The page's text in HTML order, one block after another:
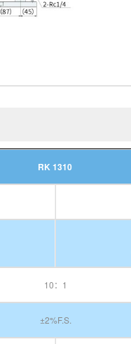
RK 1310
10：1
±2%F.S.